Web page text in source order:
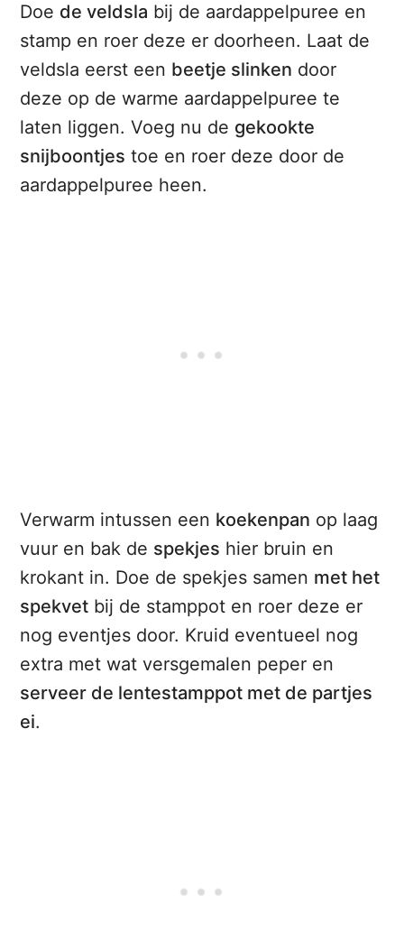
Doe de veldsla bij de aardappelpuree en
stamp en roer deze er doorheen. Laat de
veldsla eerst een beetje slinken door
deze op de warme aardappelpuree te
laten liggen. Voeg nu de gekookte
snijboontjes toe en roer deze door de
aardappelpuree heen.
Verwarm intussen een koekenpan op laag
vuur en bak de spekjes hier bruin en
krokant in. Doe de spekjes samen met het
spekvet bij de stamppot en roer deze er
nog eventjes door. Kruid eventueel nog
extra met wat versgemalen peper en
serveer de lentestamppot met de partjes
ei.